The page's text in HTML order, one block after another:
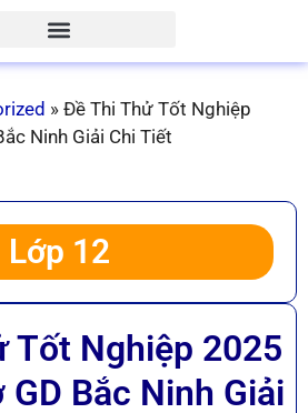
» Đề Thi Thử Tốt Nghiệp
Ninh Giải Chi Tiết
Lớp 12
Tốt Nghiệp 2025
Bắc Ninh Giải